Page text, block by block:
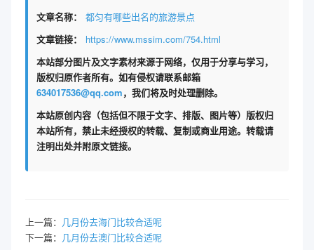
文章名称：
都匀有哪些出名的旅游景点
文章链接：
https://www.mssim.com/754.html
本站部分图片及文字素材来源于网络，仅用于分享与学习，
版权归原作者所有。如有侵权请联系邮箱
634017536@qq.com，我们将及时处理删除。
本站原创内容（包括但不限于文字、排版、图片等）版权归
本站所有，禁止未经授权的转载、复制或商业用途。转载请
注明出处并附原文链接。
上一篇： 几月份去海门比较合适呢
下一篇： 几月份去澳门比较合适呢